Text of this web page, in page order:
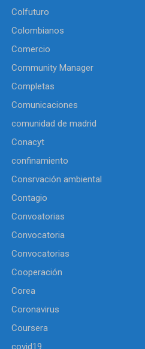
Colfuturo
Colombianos
Comercio
Community Manager
Completas
Comunicaciones
comunidad de madrid
Conacyt
confinamiento
Consrvación ambiental
Contagio
Convoatorias
Convocatoria
Convocatorias
Cooperación
Corea
Coronavirus
Coursera
covid19